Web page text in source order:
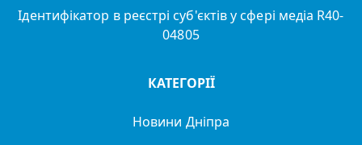
Ідентифікатор в реєстрі суб'єктів у сфері медіа R40-
04805
КАТЕГОРІЇ
Новини Дніпра